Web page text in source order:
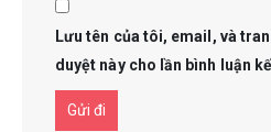
Lưu tên của tôi, email, và
duyệt này cho lần bình luận